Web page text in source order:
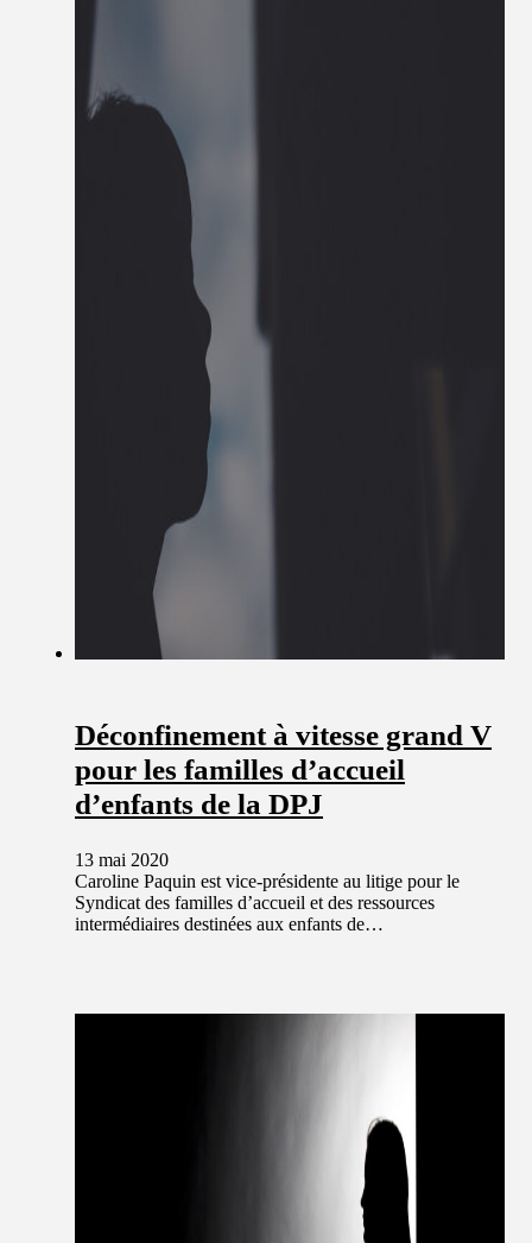
Déconfinement à vitesse grand V
pour les familles d’accueil
d’enfants de la DPJ
13 mai 2020
Caroline Paquin est vice-présidente au litige pour le
Syndicat des familles d’accueil et des ressources
intermédiaires destinées aux enfants de…